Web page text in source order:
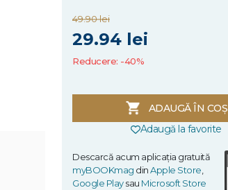
49.90 lei
29.94 lei
Reducere: -40%
ADAUGĂ ÎN COȘ
Adaugă la favorite
Descarcă acum aplicația gratuită
myBOOKmag dinApple Store
Google Playsau Microsoft Store